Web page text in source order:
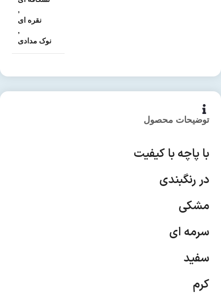
توضیحات محصول
با پاچه با کیفیت
در رنگبندی
مشکی
سرمه ای
سفید
کرم
,
نقره ای
,
نوک مدادی